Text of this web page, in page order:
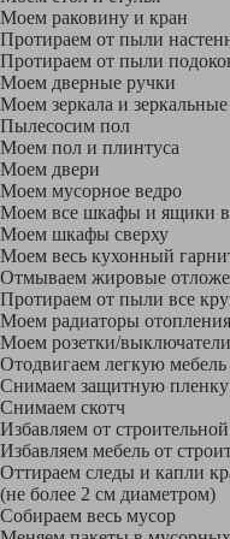
Моем раковину и кран
Протираем от пыли
Протираем от пыли
Моем дверные ручки
Моем зеркала и
Пылесосим пол
Моем пол и плинтуса
Моем двери
Моем мусорное ведро
Моем все шкафы и ящики
Моем шкафы сверху
Моем весь кухонный
Отмываем жировые
Протираем от пыли все
Моем радиаторы отопления
Моем розетки/выключатели
Отодвигаем легкую
Снимаем защитную
Снимаем скотч
Избавляем от
Избавляем мебель от
Оттираем следы и капли
(не более 2 см диаметром)
Собираем весь мусор